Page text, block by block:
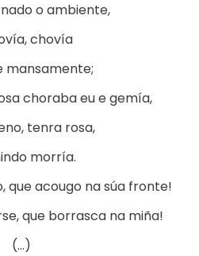
o ambiente,
chovía
mansamente;
choraba eu e gemía,
tenra rosa,
morría.
que acougo na súa fronte!
que borrasca na miña!
(…)